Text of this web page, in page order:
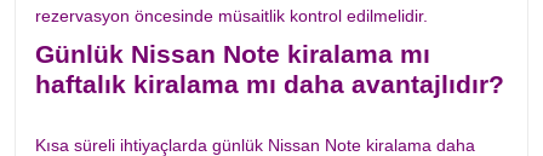
rezervasyon öncesinde müsaitlik kontrol edilmelidir.
Günlük Nissan Note kiralama mı
haftalık kiralama mı daha avantajlıdır?
Kısa süreli ihtiyaçlarda günlük Nissan Note kiralama daha